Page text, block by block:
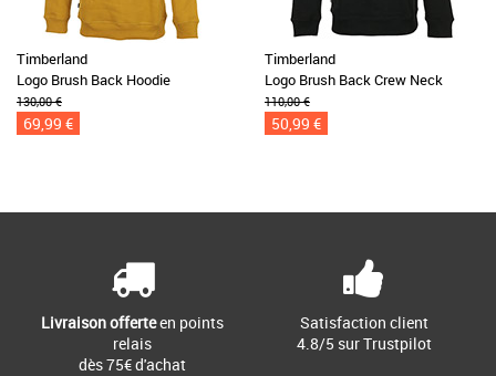
Timberland
Logo Brush Back Hoodie
130,00 €
69,99 €
Timberland
Logo Brush Back Crew Neck
110,00 €
50,99 €
Livraison offerteen points
relais
dès 75€ d'achat
Satisfaction client
4.8/5 sur Trustpilot